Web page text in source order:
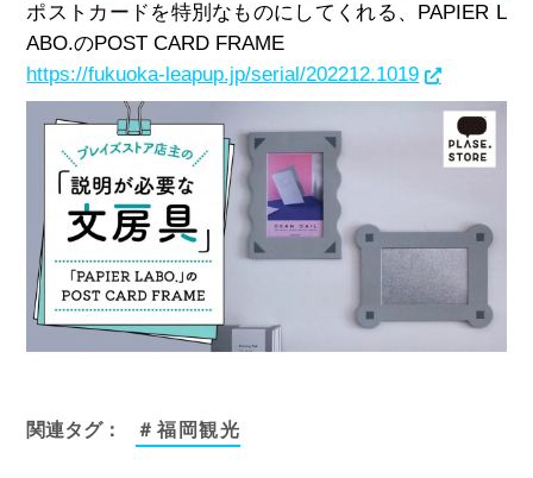
ポストカードを特別なものにしてくれる、PAPIER L
ABO.のPOST CARD FRAME
https://fukuoka-leapup.jp/serial/202212.1019
関連タグ： ＃福岡観光